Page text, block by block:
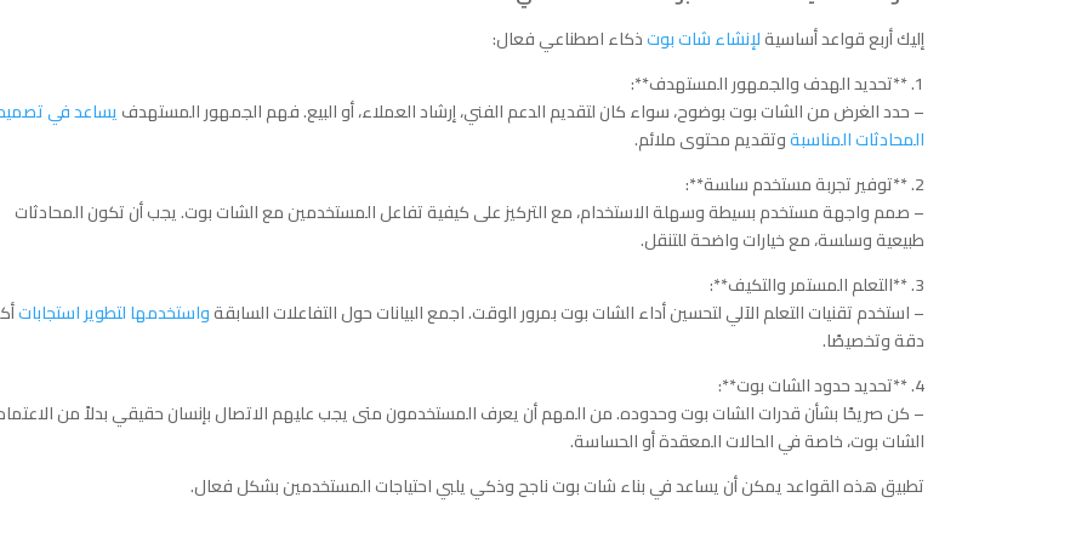
إليك أربع قواعد أساسيةلإنشاء شات بوتذكاء اصطناعي فعال:
1. **تحديد الهدف والجمهور المستهدف**:
– حدد الغرض من الشات بوت بوضوح، سواء كان لتقديم الدعم الفني، إرشاد العملاء، أو البيع. فهم الجمهور المستهدفيساعد في
المحادثات المناسبةوتقديم محتوى ملائم.
2. **توفير تجربة مستخدم سلسة**:
– صمم واجهة مستخدم بسيطة وسهلة الاستخدام، مع التركيز على كيفية تفاعل المستخدمين مع الشات بوت. يجب أن تكون المحادثات
طبيعية وسلسة، مع خيارات واضحة للتنقل.
3. **التعلم المستمر والتكيف**:
– استخدم تقنيات التعلم الآلي لتحسين أداء الشات بوت بمرور الوقت. اجمع البيانات حول التفاعلات السابقةواستخدمها لتطوير استجابات
دقة وتخصيصًا.
4. **تحديد حدود الشات بوت**:
– كن صريحًا بشأن قدرات الشات بوت وحدوده. من المهم أن يعرف المستخدمون متى يجب عليهم الاتصال بإنسان حقيقي بدلاً من
الشات بوت، خاصة في الحالات المعقدة أو الحساسة.
تطبيق هذه القواعد يمكن أن يساعد في بناء شات بوت ناجح وذكي يلبي احتياجات المستخدمين بشكل فعال.